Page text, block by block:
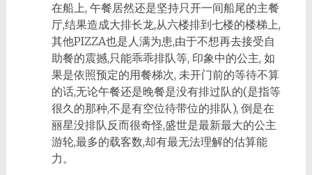
在船上, 午餐居然还是坚持只开一间船尾的主餐
厅,结果造成大排长龙,从六楼排到七楼的楼梯上,
其他PIZZA也是人满为患,由于不想再去接受自
助餐的震撼,只能乖乖排队等, 印象中的公主, 如
果是依照预定的用餐梯次, 未开门前的等待不算
的话,无论午餐还是晚餐是没有排过队的(是指等
很久的那种,不是有空位待带位的排队), 倒是在
丽星没排队反而很奇怪,盛世是最新最大的公主
游轮,最多的载客数,却有最无法理解的估算能
力。